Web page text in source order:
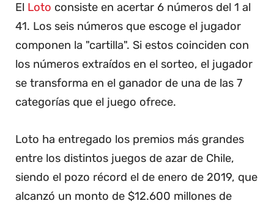
El Loto consiste en acertar 6 números del 1 al
41. Los seis números que escoge el jugador
componen la "cartilla". Si estos coinciden con
los números extraídos en el sorteo, el jugador
se transforma en el ganador de una de las 7
categorías que el juego ofrece.
Loto ha entregado los premios más grandes
entre los distintos juegos de azar de Chile,
siendo el pozo récord el de enero de 2019, que
alcanzó un monto de $12.600 millones de